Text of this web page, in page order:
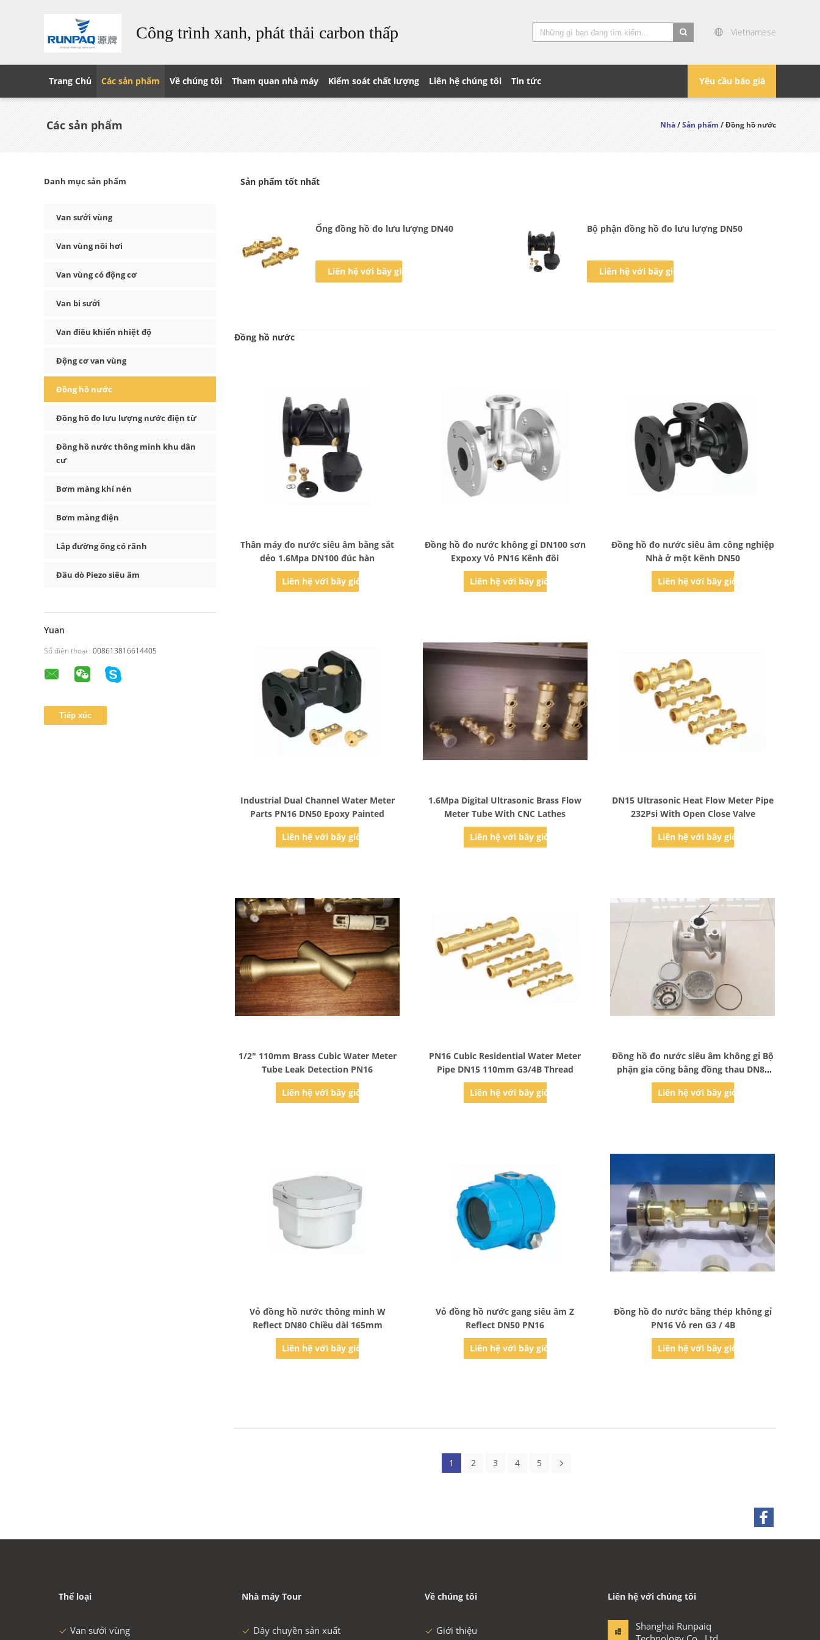
Công trình xanh, phát thải carbon thấp Vietnamese
Yêu cầu báo giá
Trang Chủ Các sản phẩm Về chúng tôi Tham quan nhà máy Kiểm soát chất lượng Liên hệ chúng tôi Tin tức
Các sản phẩm Nhà/Sản phẩm/ Đồng hồ nước
Danh mục sản phẩm
Van sưởi vùng
Van vùng nồi hơi
Van vùng có động cơ
Van bi sưởi
Van điều khiển nhiệt độ
Động cơ van vùng
Đồng hồ nước
Đồng hồ đo lưu lượng nước điện từ
Đồng hồ nước thông minh khu dân
cư
Bơm màng khí nén
Bơm màng điện
Lắp đường ống có rãnh
Đầu dò Piezo siêu âm
Yuan
Số điện thoại : 008613816614405
Sản phẩm tốt nhất
Ống đồng hồ đo lưu lượng DN40
Liên hệ với bây giờ
Bộ phận đồng hồ đo lưu lượng DN50
Liên hệ với bây giờ
Đồng hồ nước
Thân máy đo nước siêu âm bằng sắt
dẻo 1.6Mpa DN100 đúc hàn
Liên hệ với bây giờ
Đồng hồ đo nước không gỉ DN100 sơn
Expoxy Vỏ PN16 Kênh đôi
Liên hệ với bây giờ
Đồng hồ đo nước siêu âm công nghiệp
Nhà ở một kênh DN50
Liên hệ với bây giờ
Industrial Dual Channel Water Meter
Parts PN16 DN50 Epoxy Painted
Liên hệ với bây giờ
1.6Mpa Digital Ultrasonic Brass Flow
Meter Tube With CNC Lathes
Liên hệ với bây giờ
DN15 Ultrasonic Heat Flow Meter Pipe
232Psi With Open Close Valve
Liên hệ với bây giờ
1/2" 110mm Brass Cubic Water Meter
Tube Leak Detection PN16
Liên hệ với bây giờ
PN16 Cubic Residential Water Meter
Pipe DN15 110mm G3/4B Thread
Liên hệ với bây giờ
Đồng hồ đo nước siêu âm không gỉ Bộ
phận gia công bằng đồng thau DN80
Cnc
Liên hệ với bây giờ
Vỏ đồng hồ nước thông minh W
Reflect DN80 Chiều dài 165mm
Liên hệ với bây giờ
Vỏ đồng hồ nước gang siêu âm Z
Reflect DN50 PN16
Liên hệ với bây giờ
Đồng hồ đo nước bằng thép không gỉ
PN16 Vỏ ren G3 / 4B
Liên hệ với bây giờ
1 2 3 4 5
Thể loại
Van sưởi vùng
Nhà máy Tour
Dây chuyền sản xuất
Về chúng tôi
Giới thiệu
Liên hệ với chúng tôi
Shanghai Runpaiq